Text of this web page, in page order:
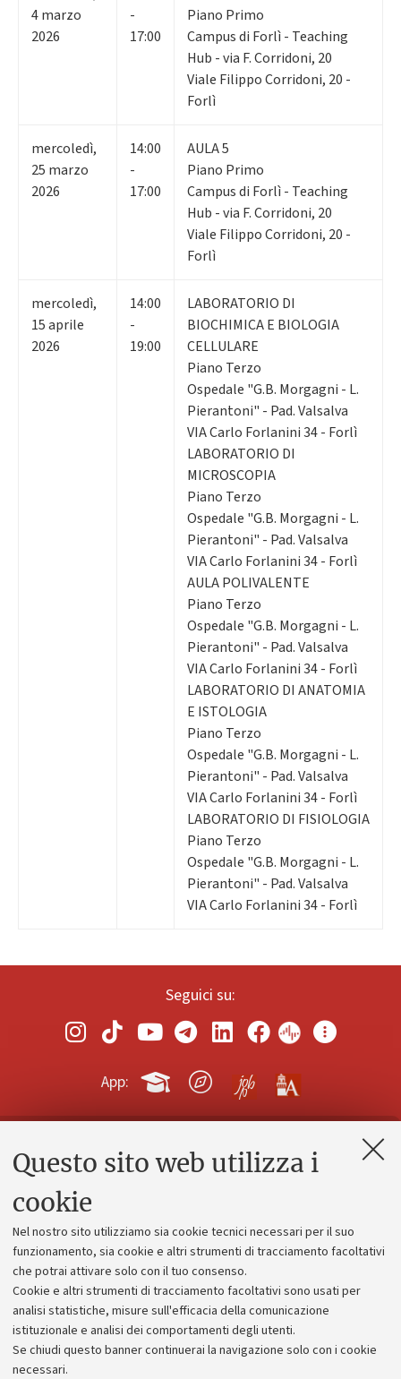
Questo sito web utilizza i
cookie
Nel nostro sito utilizziamo sia cookie tecnici necessari per il suo
funzionamento, sia cookie e altri strumenti di tracciamento facoltativi
che potrai attivare solo con il tuo consenso.
Cookie e altri strumenti di tracciamento facoltativi sono usati per
analisi statistiche, misure sull'efficacia della comunicazione
istituzionale e analisi dei comportamenti degli utenti.
Se chiudi questo banner continuerai la navigazione solo con i cookie
necessari.
4marzo
2026
-
17:00
Piano Primo
Campus di Forlì - Teaching
Hub - via F. Corridoni, 20
Viale Filippo Corridoni, 20 -
Forlì
mercoledì,
25 marzo
2026
14:00
-
17:00
AULA 5
Piano Primo
Campus di Forlì - Teaching
Hub - via F. Corridoni, 20
Viale Filippo Corridoni, 20 -
Forlì
mercoledì,
15aprile
2026
14:00
-
19:00
LABORATORIO DI
BIOCHIMICA E BIOLOGIA
CELLULARE
Piano Terzo
Ospedale "G.B. Morgagni - L.
Pierantoni" - Pad. Valsalva
VIA Carlo Forlanini 34 - Forlì
LABORATORIO DI
MICROSCOPIA
Piano Terzo
Ospedale "G.B. Morgagni - L.
Pierantoni" - Pad. Valsalva
VIA Carlo Forlanini 34 - Forlì
AULA POLIVALENTE
Piano Terzo
Ospedale "G.B. Morgagni - L.
Pierantoni" - Pad. Valsalva
VIA Carlo Forlanini 34 - Forlì
LABORATORIO DI ANATOMIA
E ISTOLOGIA
Piano Terzo
Ospedale "G.B. Morgagni - L.
Pierantoni" - Pad. Valsalva
VIA Carlo Forlanini 34 - Forlì
LABORATORIO DI FISIOLOGIA
Piano Terzo
Ospedale "G.B. Morgagni - L.
Pierantoni" - Pad. Valsalva
VIA Carlo Forlanini 34 - Forlì
Seguici su:
App:
Contatti e PEC
Alumni community
Piano strategico
Bilanci
Donazioni e 5x1000
Merchandising - UniboStore